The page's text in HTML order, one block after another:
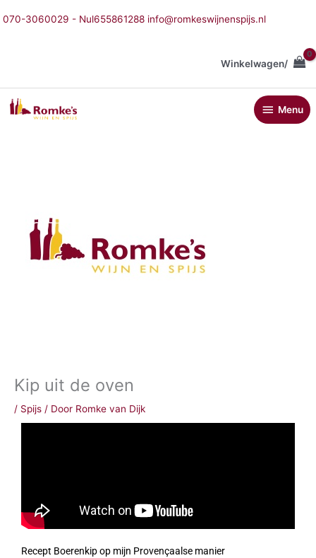
naar
070-3060029 - Nul655861288 info@romkeswijnenspijs.nl
Winkelwagen/
Menu
Menu
Kip uit de oven
/ Spijs / Door Romke van Dijk
Recept Boerenkip op mijn Provençaalse manier